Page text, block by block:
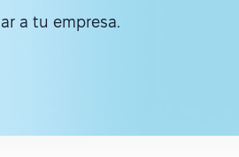
a tu empresa.